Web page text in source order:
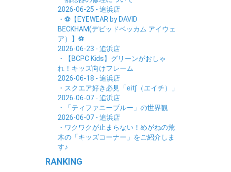
2026-06-25 - 追浜店
・⚽【EYEWEAR by DAVID
BECKHAM(デビッドベッカム アイウェ
ア）】⚽
2026-06-23 - 追浜店
・【BCPC Kids】グリーンがおしゃ
れ！キッズ向けフレーム
2026-06-18 - 追浜店
・スクエア好き必見「eit∫（エイチ）」
2026-06-07 - 追浜店
・「ティファニーブルー」の世界観
2026-06-07 - 追浜店
・ワクワクが止まらない！めがねの荒
木の「キッズコーナー」をご紹介しま
す♪
RANKING